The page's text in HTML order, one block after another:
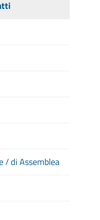
/ di Assemblea